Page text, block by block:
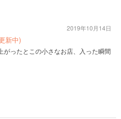
新中)
がったとこの小さなお店、入った瞬間
2019年10月14日